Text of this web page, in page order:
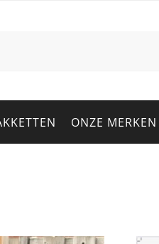
ONZE MERKEN